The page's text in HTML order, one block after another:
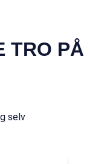
TRO PÅ
selv